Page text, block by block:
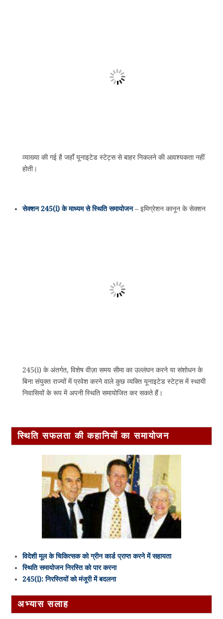
व्याख्या की गई है जहाँ यूनाइटेड स्टेट्स से बाहर निकलने की आवश्यकता नहीं
होती।
सेक्शन 245(i) के माध्यम से स्थिति समायोजन– इमिग्रेशन कानून के सेक्शन
245(i) के अंतर्गत, विशेष वीज़ा समय सीमा का उल्लंघन करने या संशोधन के
बिना संयुक्त राज्यों में प्रवेश करने वाले कुछ व्यक्ति यूनाइटेड स्टेट्स में स्थायी
निवासियों के रूप में अपनी स्थिति समायोजित कर सकते हैं।
स्थिति सफलता की कहानियों का समायोजन
विदेशी मूल के चिकित्सक को ग्रीन कार्ड प्राप्त करने में सहायता
स्थिति समायोजन निरस्ति को पार करना
245(i): निरस्तियों को मंजूरी में बदलना
अभ्यास सलाह